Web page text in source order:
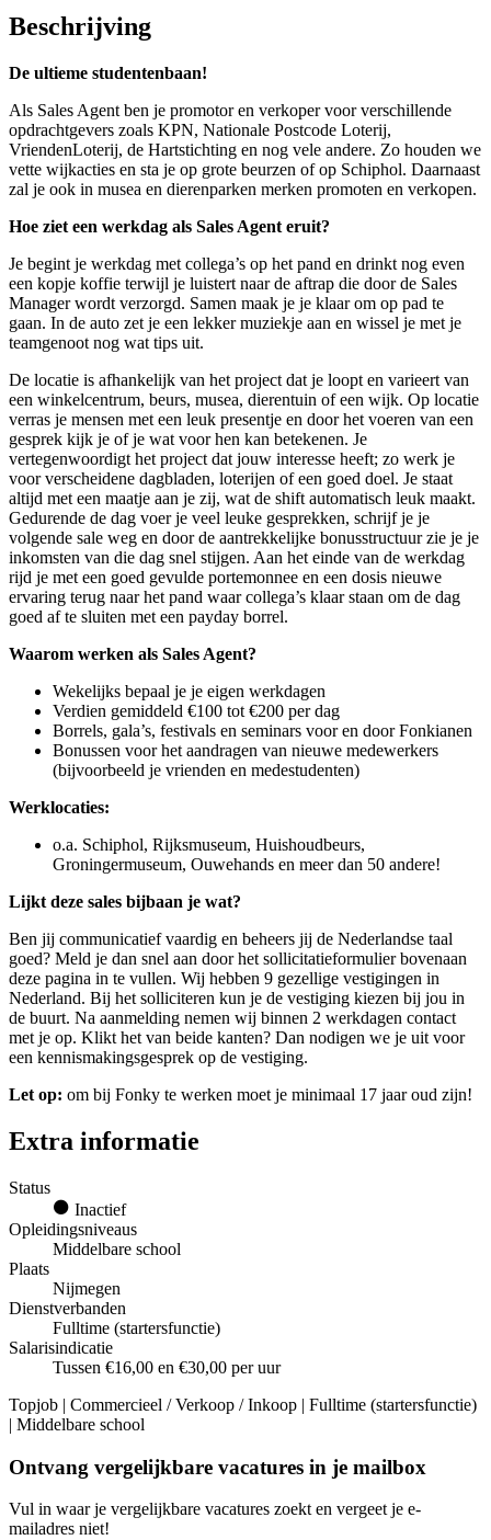
Beschrijving
De ultieme studentenbaan!
Als Sales Agent ben je promotor en verkoper voor verschillende
opdrachtgevers zoals KPN, Nationale Postcode Loterij,
VriendenLoterij, de Hartstichting en nog vele andere. Zo houden we
vette wijkacties en sta je op grote beurzen of op Schiphol. Daarnaast
zal je ook in musea en dierenparken merken promoten en verkopen.
Hoe ziet een werkdag als Sales Agent eruit?
Je begint je werkdag met collega’s op het pand en drinkt nog even
een kopje koffie terwijl je luistert naar de aftrap die door de Sales
Manager wordt verzorgd. Samen maak je je klaar om op pad te
gaan. In de auto zet je een lekker muziekje aan en wissel je met je
teamgenoot nog wat tips uit.
De locatie is afhankelijk van het project dat je loopt en varieert van
een winkelcentrum, beurs, musea, dierentuin of een wijk. Op locatie
verras je mensen met een leuk presentje en door het voeren van een
gesprek kijk je of je wat voor hen kan betekenen. Je
vertegenwoordigt het project dat jouw interesse heeft; zo werk je
voor verscheidene dagbladen, loterijen of een goed doel. Je staat
altijd met een maatje aan je zij, wat de shift automatisch leuk maakt.
Gedurende de dag voer je veel leuke gesprekken, schrijf je je
volgende sale weg en door de aantrekkelijke bonusstructuur zie je je
inkomsten van die dag snel stijgen. Aan het einde van de werkdag
rijd je met een goed gevulde portemonnee en een dosis nieuwe
ervaring terug naar het pand waar collega’s klaar staan om de dag
goed af te sluiten met een payday borrel.
Waarom werken als Sales Agent?
Wekelijks bepaal je je eigen werkdagen
Verdien gemiddeld €100 tot €200 per dag
Borrels, gala’s, festivals en seminars voor en door Fonkianen
Bonussen voor het aandragen van nieuwe medewerkers
(bijvoorbeeld je vrienden en medestudenten)
Werklocaties:
o.a. Schiphol, Rijksmuseum, Huishoudbeurs,
Groningermuseum, Ouwehands en meer dan 50 andere!
Lijkt deze sales bijbaan je wat?
Ben jij communicatief vaardig en beheers jij de Nederlandse taal
goed? Meld je dan snel aan door het sollicitatieformulier bovenaan
deze pagina in te vullen. Wij hebben 9 gezellige vestigingen in
Nederland. Bij het solliciteren kun je de vestiging kiezen bij jou in
de buurt. Na aanmelding nemen wij binnen 2 werkdagen contact
met je op. Klikt het van beide kanten? Dan nodigen we je uit voor
een kennismakingsgesprek op de vestiging.
Let op: om bij Fonky te werken moet je minimaal 17 jaar oud zijn!
Extra informatie
Status
Inactief
Opleidingsniveaus
Middelbare school
Plaats
Nijmegen
Dienstverbanden
Fulltime (startersfunctie)
Salarisindicatie
Tussen €16,00 en €30,00 per uur
Topjob | Commercieel / Verkoop / Inkoop | Fulltime (startersfunctie)
| Middelbare school
Ontvang vergelijkbare vacatures in je mailbox
Vul in waar je vergelijkbare vacatures zoekt en vergeet je e-
mailadres niet!